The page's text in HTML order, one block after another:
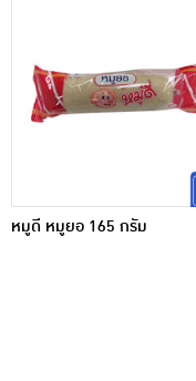
หมูดี หมูยอ 165 กรัม